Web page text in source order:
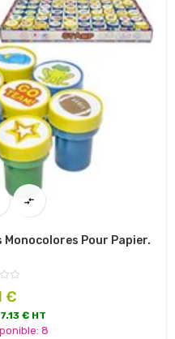

Pour Papier.
€
€ HT
8